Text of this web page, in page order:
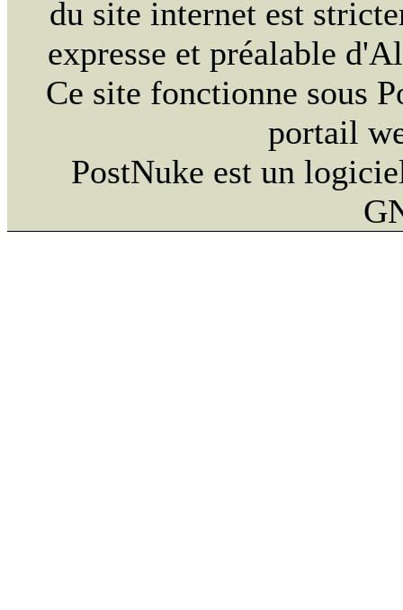
du site internet est
expresse et préalable
Ce site fonctionne sous
portail
PostNuke est un